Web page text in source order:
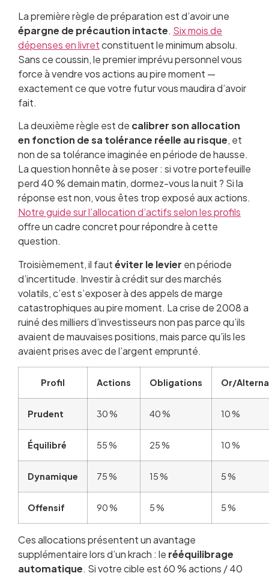
La première règle de préparation est d’avoir une
épargne de précaution intacte. Six mois de
dépenses en livretconstituent le minimum absolu.
Sans ce coussin, le premier imprévu personnel vous
force à vendre vos actions au pire moment —
exactement ce que votre futur vous maudira d’avoir
fait.
La deuxième règle est de calibrer son allocation
en fonction de sa tolérance réelle au risque, et
non de sa tolérance imaginée en période de hausse.
La question honnête à se poser : si votre portefeuille
perd 40 % demain matin, dormez-vous la nuit ? Si la
réponse est non, vous êtes trop exposé aux actions.
Notre guide sur l’allocation d’actifs selon les profils
offre un cadre concret pour répondre à cette
question.
Troisièmement, il fautéviter le levier en période
d’incertitude. Investir à crédit sur des marchés
volatils, c’est s’exposer à des appels de marge
catastrophiques au pire moment. La crise de 2008 a
ruiné des milliers d’investisseurs non pas parce qu’ils
avaient de mauvaises positions, mais parce qu’ils les
avaient prises avec de l’argent emprunté.
Profil Actions Obligations Or/
Prudent 30 % 40 % 10 %
Équilibré 55 % 25 % 10 %
Dynamique 75 % 15 % 5 %
Offensif 90 % 5 % 5 %
Ces allocations présentent un avantage
supplémentaire lors d’un krach : le rééquilibrage
automatique. Si votre cible est 60 % actions / 40